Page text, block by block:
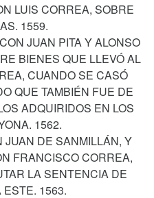
LUIS CORREA, SOBRE
1559.
JUAN PITA Y ALONSO
BIENES QUE LLEVÓ AL
CUANDO SE CASÓ
QUE TAMBIÉN FUE DE
ADQUIRIDOS EN LOS
1562.
JUAN DE SANMILLÁN, Y
FRANCISCO CORREA,
LA SENTENCIA DE
ESTE. 1563.